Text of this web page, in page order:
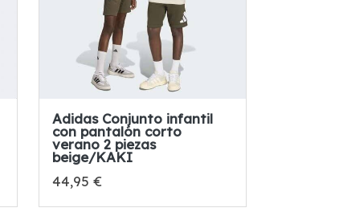
Adidas Conjunto infantil
con pantalón corto
verano 2 piezas
beige/KAKI
44,95 €